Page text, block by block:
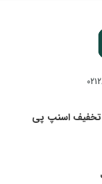
تخفیف اسنپ پی